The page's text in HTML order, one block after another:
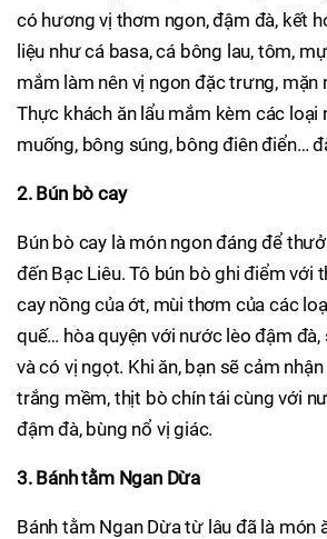
có hương vị thơm ngon, đậm đà, kết
liệu như cá basa, cá bông lau, tôm,
mắm làm nên vị ngon đặc trưng, mặn
Thực khách ăn lẩu mắm kèm các loại
muống, bông súng, bông điên điển…
2. Bún bò cay
Bún bò cay là món ngon đáng để
đến Bạc Liêu. Tô bún bò ghi điểm với
cay nồng của ớt, mùi thơm của các
quế… hòa quyện với nước lèo đậm đà,
và có vị ngọt. Khi ăn, bạn sẽ cảm
trắng mềm, thịt bò chín tái cùng với
đậm đà, bùng nổ vị giác.
3. Bánh tằm Ngan Dừa
Bánh tằm Ngan Dừa từ lâu đã là món